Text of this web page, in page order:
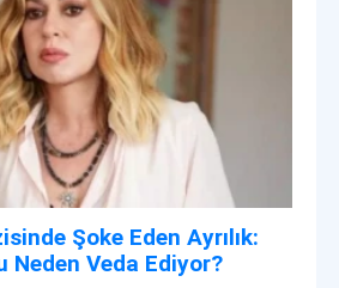
Şoke Eden Ayrılık:
Neden Veda Ediyor?